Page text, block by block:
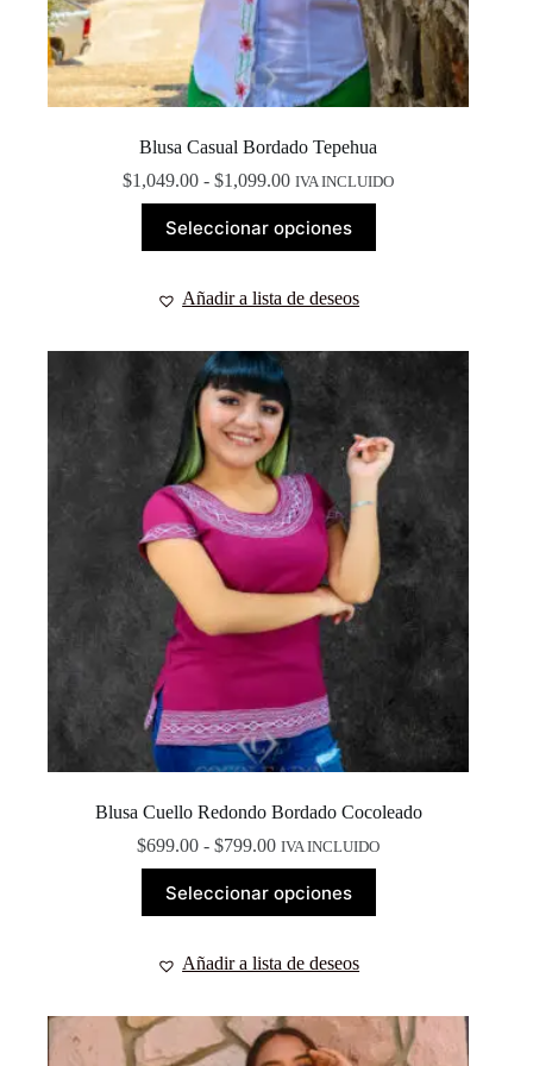
Blusa Casual Bordado Tepehua
$1,049.00 - $1,099.00Rango
de
precios:
$1,099.00
IVA INCLUIDO
Seleccionar opciones
producto
tiene
variantes.
se
pueden
elegir
en
la
página
de
producto
Añadir a lista de deseos
Blusa Cuello Redondo Bordado Cocoleado
$699.00 - $799.00Rango
de
precios:
desde
$799.00
IVA INCLUIDO
Seleccionar opciones
producto
tiene
variantes.
se
pueden
Añadir a lista de deseos